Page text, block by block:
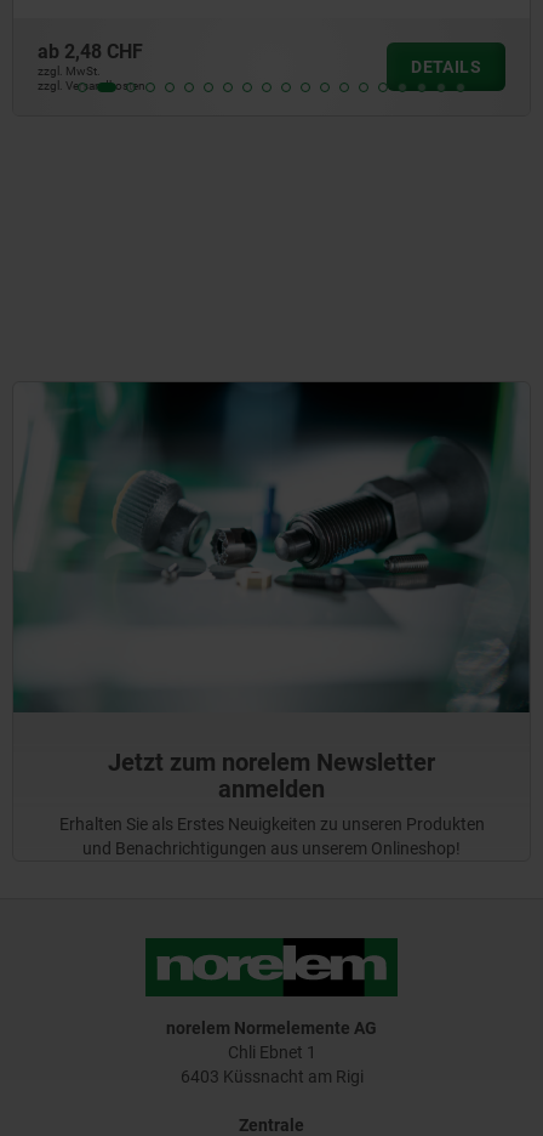
1,03
zzgl. MwSt.
zzgl.
Jetzt zum norelem Newsletter
anmelden
Erhalten Sie als Erstes Neuigkeiten zu unseren Produkten
und Benachrichtigungen aus unserem Onlineshop!
norelem Normelemente AG
Chli Ebnet 1
6403 Küssnacht am Rigi
Zentrale